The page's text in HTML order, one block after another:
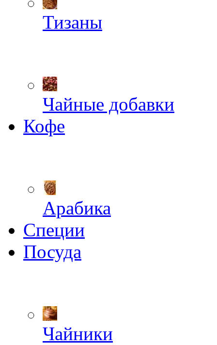
Тизаны
Чайные добавки
Кофе
Арабика
Специи
Посуда
Чайники